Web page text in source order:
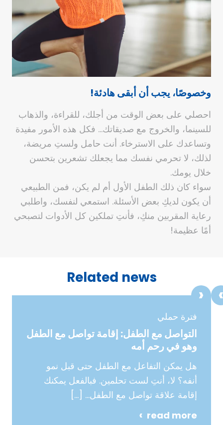
وخصوصًا، يجب أن أبقى هادئة!
احصلي على بعض الوقت من أجلك، للقراءة، والذهاب
للسينما، والخروج مع صديقاتك… فكل هذه الأمور مفيدة
وتساعدك على الاسترخاء. أنت حامل ولستِ مريضة،
لذلك، لا تحرمي نفسك مما يجعلك تشعرين بتحسن
خلال يومك.
سواء كان ذلك الطفل الأول أم لم يكن، فمن الطبيعي
أن يكون لديكِ بعض الأسئلة. استمعي لنفسك، واطلبي
رعاية المقربين منكِ، فأنتِ تملكين كل الأدوات لتصبحي
أمًا عظيمة!
Related news
فترة حملي
التواصل مع الطفل: إقامة تواصل مع الطفل
وهو في رحم أمه
هل يمكن التفاعل مع الطفل حتى قبل نمو
أنفه؟ لا، أنتِ لست تحلمين. فبالفعل يمكنك
إقامة علاقة تواصل مع الطفل… […]
read more